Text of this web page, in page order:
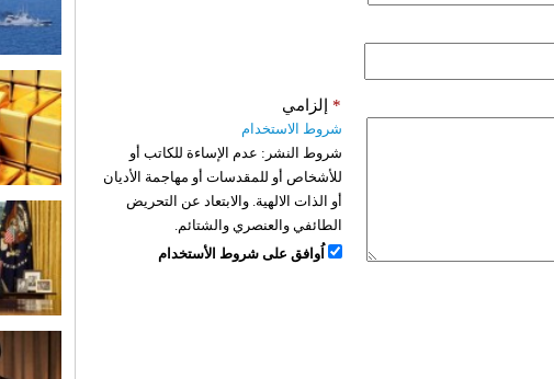
إلزامي *
شروط الاستخدام
شروط النشر: عدم الإساءة للكاتب أو
للأشخاص أو للمقدسات أو مهاجمة الأديان
أو الذات الالهية. والابتعاد عن التحريض
الطائفي والعنصري والشتائم.
اُوافق على شروط الأستخدام